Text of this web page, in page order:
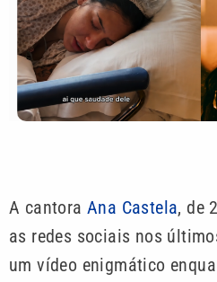
A cantoraAna Castela, de
as redes sociais nos
um vídeo enigmático